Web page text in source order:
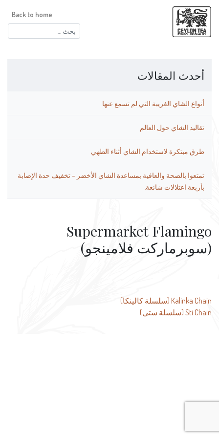
البحث
عن:
Back to home
أحدث المقالات
أنواع الشاي الغريبة التي لم تسمع عنها
تقاليد الشاي حول العالم
طرق مبتكرة لاستخدام الشاي أثناء الطهي
تمتعوا بالصحة والعافية بمساعدة الشاي الأخضر – تخفيف حدة الإصابة
بأربعة اعتلالات شائعة.
Supermarket Flamingo
(سوبرماركت فلامينجو)
تصفّح
المقالات
Kalinka Chain (سلسلة كالينكا)
Sti Chain (سلسلة ستي)